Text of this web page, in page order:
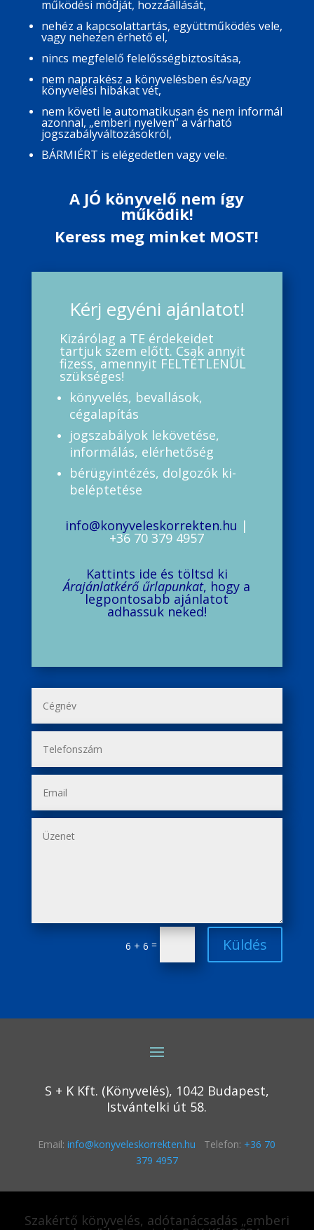
működési módját, hozzáállását,
nehéz a kapcsolattartás, együttműködés vele,
vagy nehezen érhető el,
nincs megfelelő felelősségbiztosítása,
nem naprakész a könyvelésben és/vagy
könyvelési hibákat vét,
nem követi le automatikusan és nem informál
azonnal, „emberi nyelven” a várható
jogszabályváltozásokról,
BÁRMIÉRT is elégedetlen vagy vele.
A JÓ könyvelő nem így
működik!
Keress meg minket MOST!
Kérj egyéni ajánlatot!
Kizárólag a TE érdekeidet
tartjuk szem előtt. Csak annyit
fizess, amennyit FELTÉTLENÜL
szükséges!
könyvelés, bevallások,
cégalapítás
jogszabályok lekövetése,
informálás, elérhetőség
bérügyintézés, dolgozók ki-
beléptetése
info@konyveleskorrekten.hu |
+36 70 379 4957
Kattints ide és töltsd ki
Árajánlatkérő űrlapunkat, hogy a
legpontosabb ajánlatot
adhassuk neked!
6 + 6 = Küldés
S + K Kft. (Könyvelés), 1042 Budapest,
Istvántelki út 58.
Email: info@konyveleskorrekten.hu Telefon: +36 70
379 4957
Szakértő könyvelés, adótanácsadás „emberi